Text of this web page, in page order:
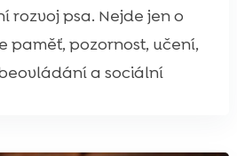
rozvoj psa. Nejde jen o
paměť, pozornost, učení,
a sociální